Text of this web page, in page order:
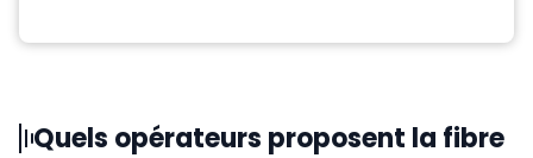
Quels opérateurs proposent la fibre